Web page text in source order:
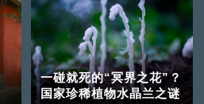
一碰就死的“冥界之花”？
国家珍稀植物水晶兰之谜